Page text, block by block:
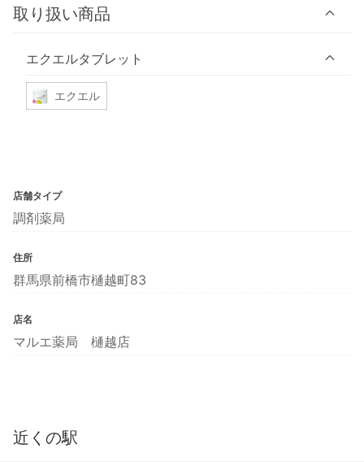
取り扱い商品
エクエルタブレット
エクエル
店舗タイプ
調剤薬局
住所
群馬県前橋市樋越町83
店名
マルエ薬局 樋越店
近くの駅